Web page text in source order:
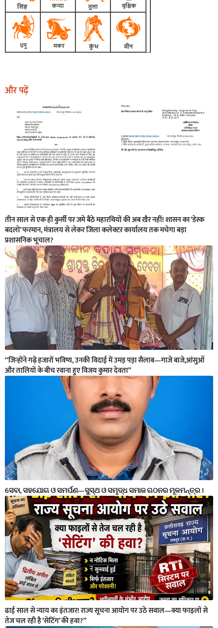
और पढ़ें
तीन साल से एक ही कुर्सी पर जमे बैठे महारथियों की अब खैर नहीं! शासन का ‘डेस्क
बदलो’ फरमान, मंत्रालय से लेकर जिला कलेक्टर कार्यालय तक मचेगा बड़ा
प्रशासनिक भूचाल?
“जिन्होंने गढ़े हजारों भविष्य, उनकी विदाई में उमड़ पड़ा सैलाब—गाजे बाजे,आंसुओं
और तालियों के बीच रवाना हुए विजय कुमार देवता”
ସେବା, ସହଯୋଗ ଓ ସମର୍ପଣ—ସୁସ୍ଥ ଓ ସମୃଦ୍ଧ ସମାଜ ଗଠନର ମୂଳମନ୍ତ୍ର ।
ढाई साल से न्याय का इंतजार! राज्य सूचना आयोग पर उठे सवाल—क्या फाइलों से
तेज चल रही है ‘सेटिंग’ की हवा?”